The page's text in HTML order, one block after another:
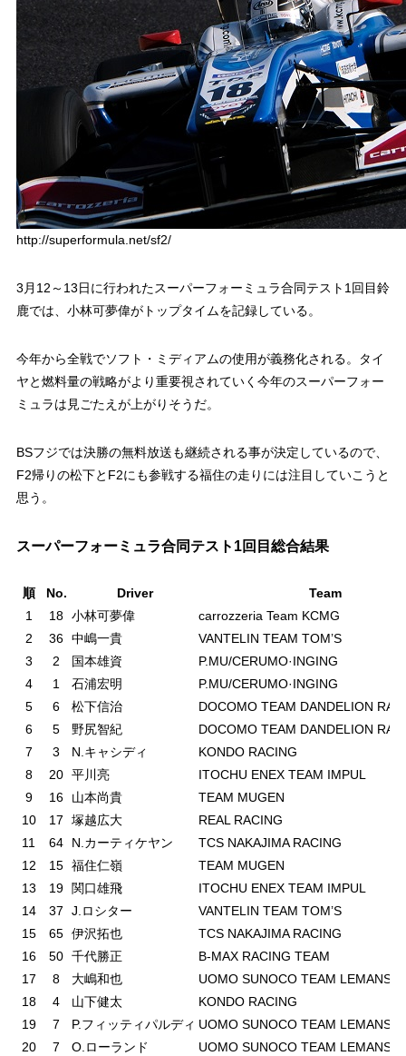
http://superformula.net/sf2/
3月12～13日に行われたスーパーフォーミュラ合同テスト1回目鈴
鹿では、小林可夢偉がトップタイムを記録している。
今年から全戦でソフト・ミディアムの使用が義務化される。タイ
ヤと燃料量の戦略がより重要視されていく今年のスーパーフォー
ミュラは見ごたえが上がりそうだ。
BSフジでは決勝の無料放送も継続される事が決定しているので、
F2帰りの松下とF2にも参戦する福住の走りには注目していこうと
思う。
スーパーフォーミュラ合同テスト1回目総合結果
順 No. Driver
Team
1
18 小林可夢偉
carrozzeria Team KCMG
2
36 中嶋一貴
VANTELIN TEAM TOM’S
3
2 国本雄資
P.MU/CERUMO·INGING
4
1 石浦宏明
P.MU/CERUMO·INGING
5
6 松下信治
DOCOMO TEAM DANDELION
6
5 野尻智紀
DOCOMO TEAM DANDELION
7
3 N.キャシディ
KONDO RACING
8
20 平川亮
ITOCHU ENEX TEAM IMPUL
9
16 山本尚貴
TEAM MUGEN
10
17 塚越広大
REAL RACING
11
64 N.カーティケヤン
TCS NAKAJIMA RACING
12
15 福住仁嶺
TEAM MUGEN
13
19 関口雄飛
ITOCHU ENEX TEAM IMPUL
14
37 J.ロシター
VANTELIN TEAM TOM’S
15
65 伊沢拓也
TCS NAKAJIMA RACING
16
50 千代勝正
B-MAX RACING TEAM
17
8 大嶋和也
UOMO SUNOCO TEAM LEMANS
18
4 山下健太
KONDO RACING
19
7 P.フィッティパルディ UOMO SUNOCO TEAM LEMANS
20
7 O.ローランド
UOMO SUNOCO TEAM LEMANS